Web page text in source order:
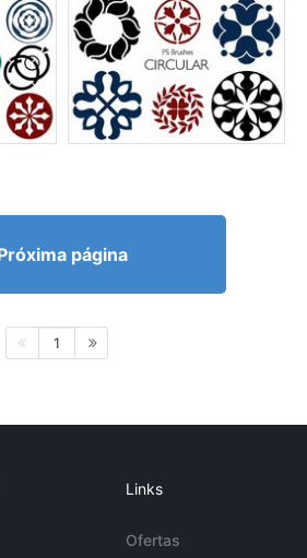
página
1
Links
Ofertas